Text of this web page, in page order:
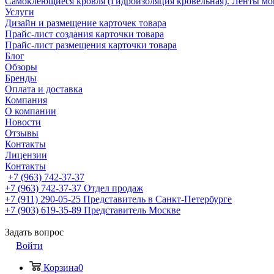
Услуги
Дизайн и размещение карточек товара
Прайс-лист создания карточки товара
Прайс-лист размещения карточки товара
Блог
Обзоры
Бренды
Оплата и доставка
Компания
О компании
Новости
Отзывы
Контакты
Лицензии
Контакты
+7 (963) 742-37-37
+7 (963) 742-37-37 Отдел продаж
+7 (911) 290-05-25 Представитель в Санкт-Петербурге
+7 (903) 619-35-89 Представитель Москве
Задать вопрос
Войти
Корзина0